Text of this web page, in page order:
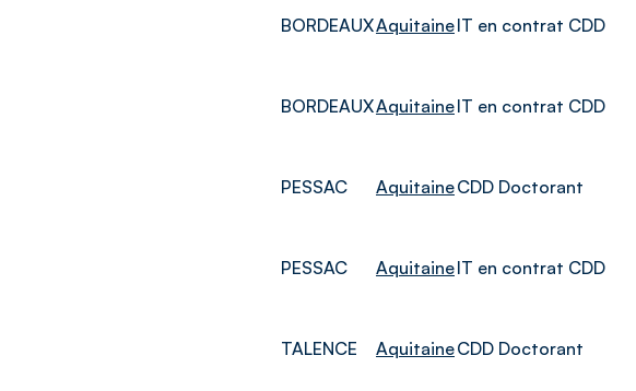
BORDEAUXAquitaineIT en contrat CDD
BORDEAUXAquitaineIT en contrat CDD
PESSAC AquitaineCDD Doctorant
PESSAC AquitaineIT en contrat CDD
TALENCE AquitaineCDD Doctorant